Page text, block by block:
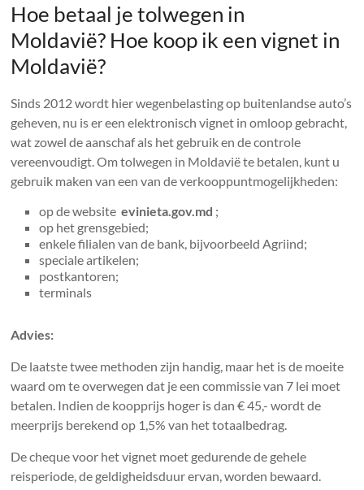
Hoe betaal je tolwegen in
Moldavië? Hoe koop ik een vignet in
Moldavië?
Sinds 2012 wordt hier wegenbelasting op buitenlandse auto’s
geheven, nu is er een elektronisch vignet in omloop gebracht,
wat zowel de aanschaf als het gebruik en de controle
vereenvoudigt. Om tolwegen in Moldavië te betalen, kunt u
gebruik maken van een van de verkooppuntmogelijkheden:
op de websiteevinieta.gov.md ;
op het grensgebied;
enkele filialen van de bank, bijvoorbeeld Agriind;
speciale artikelen;
postkantoren;
terminals
Advies:
De laatste twee methoden zijn handig, maar het is de moeite
waard om te overwegen dat je een commissie van 7 lei moet
betalen. Indien de koopprijs hoger is dan € 45,- wordt de
meerprijs berekend op 1,5% van het totaalbedrag.
De cheque voor het vignet moet gedurende de gehele
reisperiode, de geldigheidsduur ervan, worden bewaard.